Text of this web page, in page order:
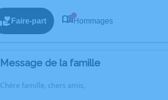
Faire-part Hommages
Message de la famille
Chère famille, chers amis,